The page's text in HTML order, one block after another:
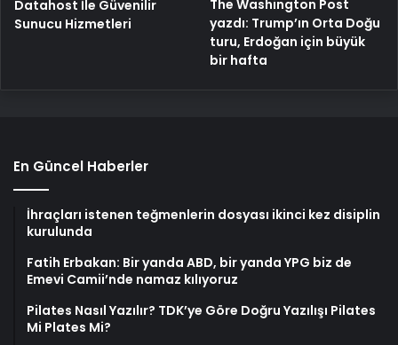
Datahost İle Güvenilir
Sunucu Hizmetleri
The Washington Post
yazdı: Trump’ın Orta Doğu
turu, Erdoğan için büyük
bir hafta
En Güncel Haberler
İhraçları istenen teğmenlerin dosyası ikinci kez disiplin
kurulunda
Fatih Erbakan: Bir yanda ABD, bir yanda YPG biz de
Emevi Camii’nde namaz kılıyoruz
Pilates Nasıl Yazılır? TDK’ye Göre Doğru Yazılışı Pilates
Mi Plates Mi?